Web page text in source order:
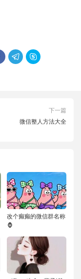
 
下一篇
微信整人方法大全
改个癫癫的微信群名称
🦍